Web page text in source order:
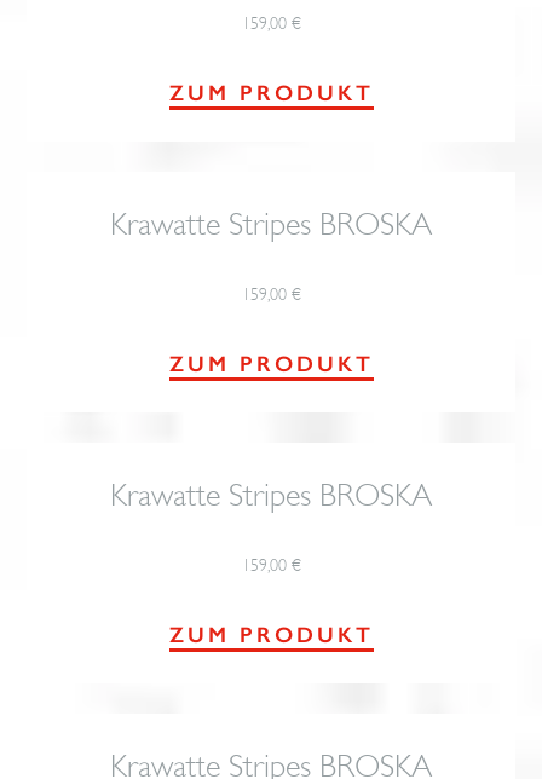
159,00 €
ZUM PRODUKT
Krawatte Stripes BROSKA
159,00 €
ZUM PRODUKT
Krawatte Stripes BROSKA
159,00 €
ZUM PRODUKT
Krawatte Stripes BROSKA